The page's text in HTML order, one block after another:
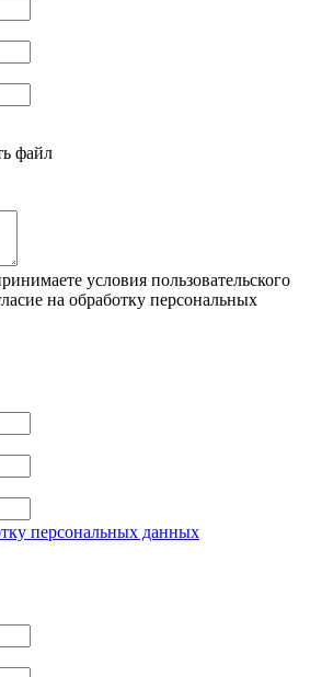
файл
условия пользовательского
на обработку персональных
персональных данных